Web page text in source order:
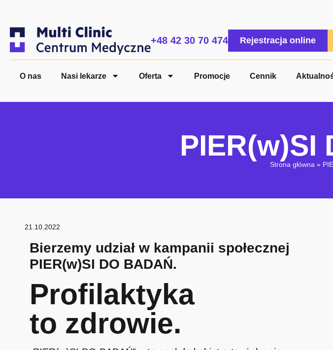
+48 42 30 70 474 Rejestracja online
O nas Nasi lekarze Oferta Promocje Cennik
PIER(w)SI
Strona główna »
21.10.2022
Bierzemy udział w kampanii społecznej
PIER(w)SI DO BADAŃ.
Profilaktyka
to zdrowie.